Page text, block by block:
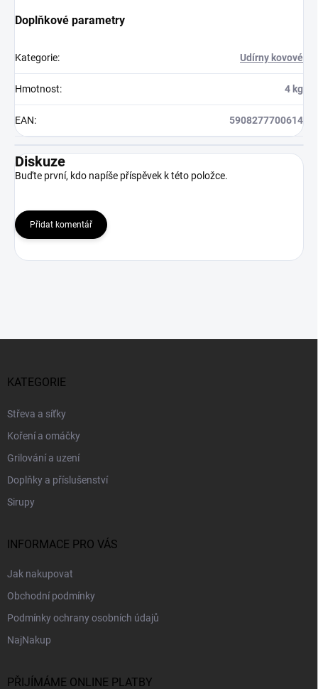
Doplňkové parametry
Kategorie: Udírny kovové
Hmotnost: 4 kg
EAN: 5908277700614
Diskuze
Buďte první, kdo napíše příspěvek k této položce.
Přidat komentář
KATEGORIE
Střeva a síťky
Koření a omáčky
Grilování a uzení
Doplňky a příslušenství
Sirupy
INFORMACE PRO VÁS
Jak nakupovat
Obchodní podmínky
Podmínky ochrany osobních údajů
NajNakup
PŘIJÍMÁME ONLINE PLATBY